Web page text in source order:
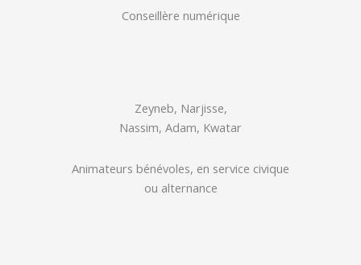
Conseillère numérique
Zeyneb, Narjisse,
Nassim, Adam, Kwatar
Animateurs bénévoles, en service civique
ou alternance